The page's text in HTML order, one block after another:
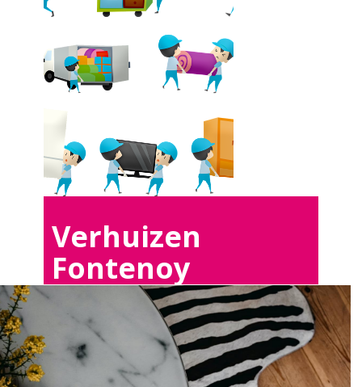
Verhuizen
Fontenoy